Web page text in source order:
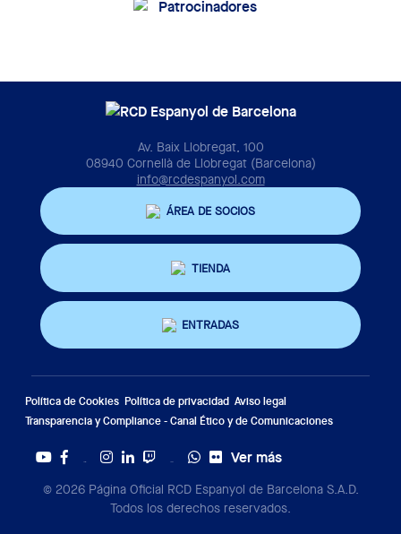
Av. Baix Llobregat, 100
08940 Cornellà de Llobregat (Barcelona)
info@rcdespanyol.com
ÁREA DE SOCIOS
TIENDA
ENTRADAS
Política de Cookies Política de privacidad Aviso legal
Transparencia y Compliance - Canal Ético y de Comunicaciones
Ver más
© 2026 Página Oficial RCD Espanyol de Barcelona S.A.D.
Todos los derechos reservados.